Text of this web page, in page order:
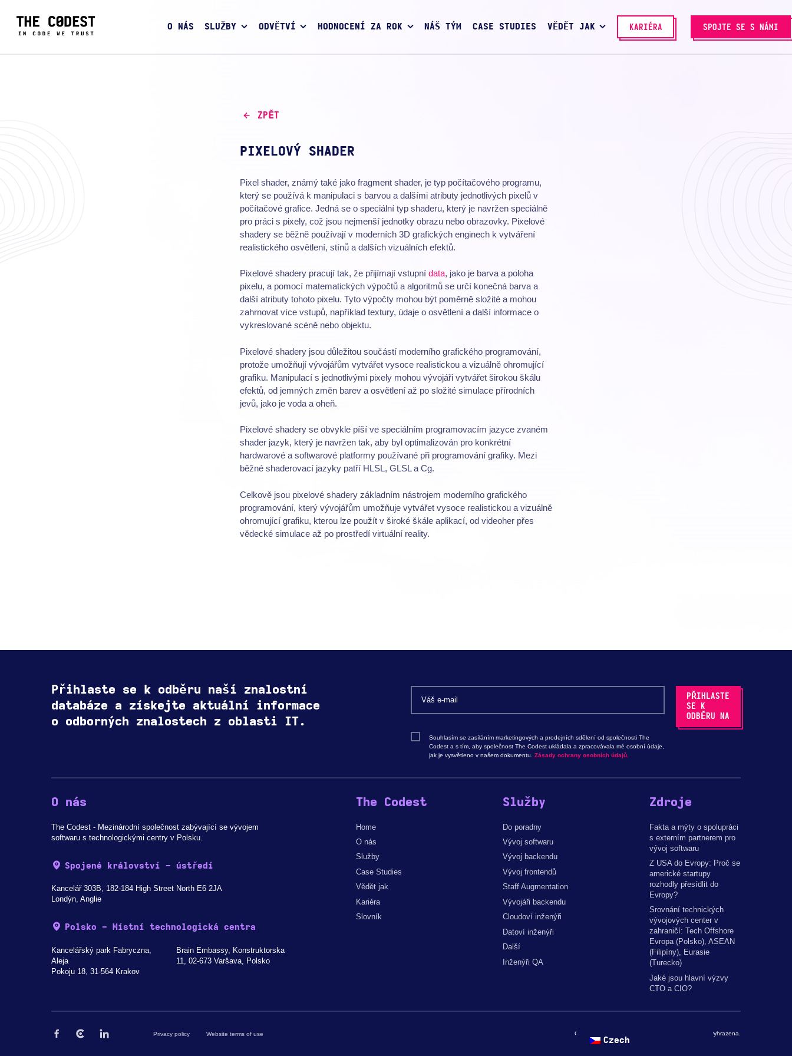
O NÁS SLUŽBY ODVĚTVÍ HODNOCENÍ ZA ROK NÁŠ TÝM CASE STUDIES VĚDĚT JAK KARIÉRA SPOJTE SE S NÁMI
ZPĚT
PIXELOVÝ SHADER
Pixel shader, známý také jako fragment shader, je typ počítačového programu,
který se používá k manipulaci s barvou a dalšími atributy jednotlivých pixelů v
počítačové grafice. Jedná se o speciální typ shaderu, který je navržen speciálně
pro práci s pixely, což jsou nejmenší jednotky obrazu nebo obrazovky. Pixelové
shadery se běžně používají v moderních 3D grafických enginech k vytváření
realistického osvětlení, stínů a dalších vizuálních efektů.
Pixelové shadery pracují tak, že přijímají vstupní data, jako je barva a poloha
pixelu, a pomocí matematických výpočtů a algoritmů se určí konečná barva a
další atributy tohoto pixelu. Tyto výpočty mohou být poměrně složité a mohou
zahrnovat více vstupů, například textury, údaje o osvětlení a další informace o
vykreslované scéně nebo objektu.
Pixelové shadery jsou důležitou součástí moderního grafického programování,
protože umožňují vývojářům vytvářet vysoce realistickou a vizuálně ohromující
grafiku. Manipulací s jednotlivými pixely mohou vývojáři vytvářet širokou škálu
efektů, od jemných změn barev a osvětlení až po složité simulace přírodních
jevů, jako je voda a oheň.
Pixelové shadery se obvykle píší ve speciálním programovacím jazyce zvaném
shader jazyk, který je navržen tak, aby byl optimalizován pro konkrétní
hardwarové a softwarové platformy používané při programování grafiky. Mezi
běžné shaderovací jazyky patří HLSL, GLSL a Cg.
Celkově jsou pixelové shadery základním nástrojem moderního grafického
programování, který vývojářům umožňuje vytvářet vysoce realistickou a vizuálně
ohromující grafiku, kterou lze použít v široké škále aplikací, od videoher přes
vědecké simulace až po prostředí virtuální reality.
Přihlaste se k odběru naší znalostní
databáze a získejte aktuální informace
o odborných znalostech z oblasti IT.
Souhlasím se zasíláním marketingových a prodejních sdělení od společnosti The
Codest a s tím, aby společnost The Codest ukládala a zpracovávala mé osobní údaje,
jak je vysvětleno v našem dokumentu.Zásady ochrany osobních údajů.
O nás
The Codest - Mezinárodní společnost zabývající se vývojem
softwaru s technologickými centry v Polsku.
Spojené království - ústředí
Kancelář 303B, 182-184 High Street North E6 2JA
Londýn, Anglie
Polsko - Místní technologická centra
Kancelářský park Fabryczna,
Aleja
Pokoju 18, 31-564 Krakov
Brain Embassy, Konstruktorska
11, 02-673 Varšava, Polsko
The Codest
Home
O nás
Služby
Case Studies
Vědět jak
Kariéra
Slovník
Služby
Do poradny
Vývoj softwaru
Vývoj backendu
Vývoj frontendů
Staff Augmentation
Vývojáři backendu
Cloudoví inženýři
Datoví inženýři
Další
Inženýři QA
Zdroje
Fakta a mýty o spolupráci
s externím partnerem pro
vývoj softwaru
Z USA do Evropy: Proč se
americké startupy
rozhodly přesídlit do
Evropy?
Srovnání technických
vývojových center v
zahraničí: Tech Offshore
Evropa (Polsko), ASEAN
(Filipíny), Eurasie
(Turecko)
Jaké jsou hlavní výzvy
CTO a CIO?
Privacy policy Website terms of use Copyright © 2026 by The Codest. Všechna práva vyhrazena.
Czech